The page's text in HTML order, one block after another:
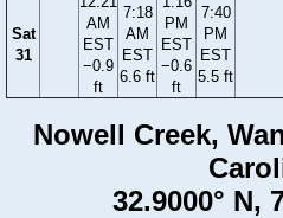
Sat
31
AM
EST
−0.9
ft
7:18
AM
EST
6.6 ft
PM
EST
−0.6
ft
7:40
PM
EST
5.5 ft
Nowell Creek,
32.9000° N,